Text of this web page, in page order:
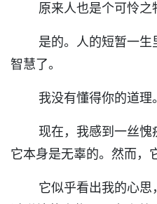
原来人也是个可怜之
是的。人的短暂一生
智慧了。
我没有懂得你的道理。
现在，我感到一丝愧疚
它本身是无辜的。然而，
它似乎看出我的心思